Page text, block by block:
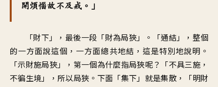
開煩惱故不及戒。」
「財下」，最後一段「財為局狹」。「通結」，整個
的一方面說這個，一方面總共地結，這是特別地說明。
「示財施局狹」，第一個為什麼指局狹呢？「不具三施，
不徧生境」，所以局狹。下面「集下」就是集散，「明財